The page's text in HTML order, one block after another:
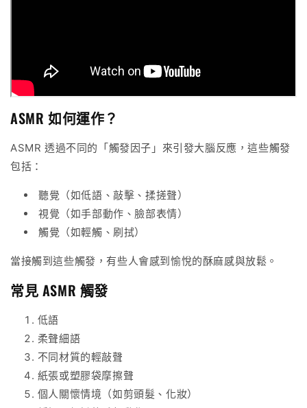
ASMR 如何運作？
ASMR 透過不同的「觸發因子」來引發大腦反應，這些觸發
包括：
聽覺（如低語、敲擊、揉搓聲）
視覺（如手部動作、臉部表情）
觸覺（如輕觸、刷拭）
當接觸到這些觸發，有些人會感到愉悅的酥麻感與放鬆。
常見 ASMR 觸發
低語
柔聲細語
不同材質的輕敲聲
紙張或塑膠袋摩擦聲
個人關懷情境（如剪頭髮、化妝）